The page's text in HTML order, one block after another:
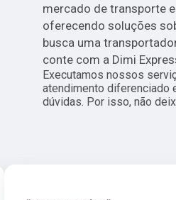
mercado de transporte
oferecendo soluções
busca uma
conte com a Dimi
Executamos nossos
atendimento diferenciado
dúvidas. Por isso, não